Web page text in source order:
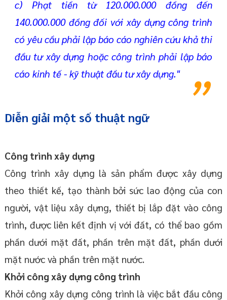
c) Phạt tiền từ 120.000.000 đồng đến
140.000.000 đồng đối với xây dựng công trình
có yêu cầu phải lập báo cáo nghiên cứu khả thi
đầu tư xây dựng hoặc công trình phải lập báo
cáo kinh tế - kỹ thuật đầu tư xây dựng."
Diễn giải một số thuật ngữ
Công trình xây dựng
Công trình xây dựng là sản phẩm được xây dựng
theo thiết kế, tạo thành bởi sức lao động của con
người, vật liệu xây dựng, thiết bị lắp đặt vào công
trình, được liên kết định vị với đất, có thể bao gồm
phần dưới mặt đất, phần trên mặt đất, phần dưới
mặt nước và phần trên mặt nước.
Khởi công xây dựng công trình
Khởi công xây dựng công trình là việc bắt đầu công